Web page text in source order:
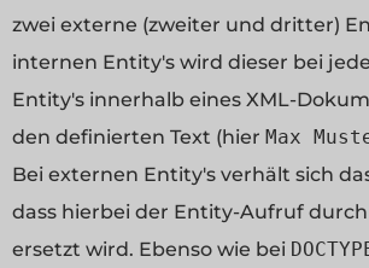
zwei externe (zweiter und dritter)
internen Entity's wird dieser bei
Entity's innerhalb eines XML-
den definierten Text (hier Max
Bei externen Entity's verhält sich
dass hierbei der Entity-Aufruf
ersetzt wird. Ebenso wie bei